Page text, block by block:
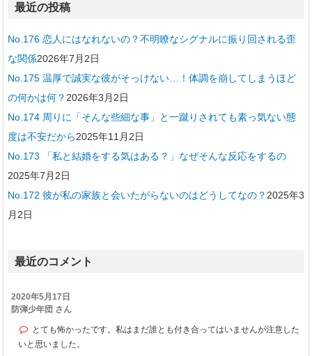
最近の投稿
No.176 恋人にはなれないの？不明瞭なシグナルに振り回される歪
な関係2026年7月2日
No.175 温厚で誠実な彼がそっけない…！体調を崩してしまうほど
の何かは何？ 2026年3月2日
No.174 周りに「そんな些細な事」と一蹴りされても素っ気ない態
度は不安だから2025年11月2日
No.173 「私と結婚をする気はある？」なぜそんな反応をするの
2025年7月2日
No.172 彼が私の家族と会いたがらないのはどうしてなの？ 2025年3
月2日
最近のコメント
2020年5月17日
防弾少年団 さん
とても怖かったです。私はまだ誰とも付き合ってはいませんが注意した
いと思いました。